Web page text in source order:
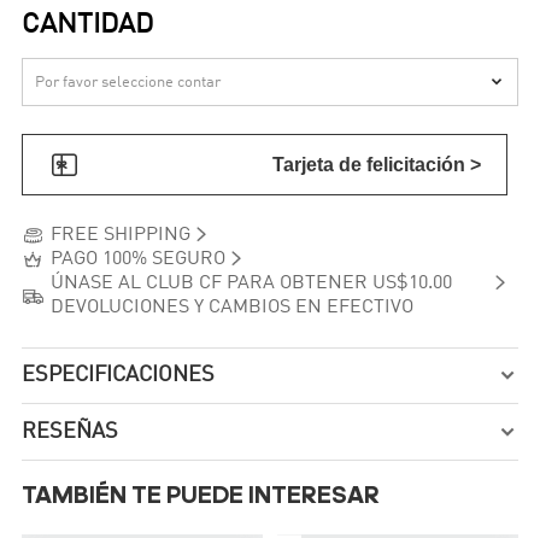
CANTIDAD

 Tarjeta de felicitación >
 FREE SHIPPING

PAGO 100% SEGURO

ÚNASE AL CLUB CF PARA OBTENER US$10.00
DEVOLUCIONES Y CAMBIOS EN EFECTIVO

ESPECIFICACIONES 
RESEÑAS 
TAMBIÉN TE PUEDE INTERESAR